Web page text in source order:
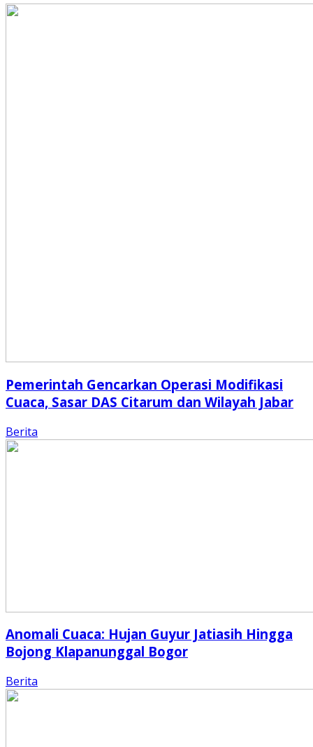
Pemerintah Gencarkan Operasi Modifikasi
Cuaca, Sasar DAS Citarum dan Wilayah Jabar
Berita
Anomali Cuaca: Hujan Guyur Jatiasih Hingga
Bojong Klapanunggal Bogor
Berita